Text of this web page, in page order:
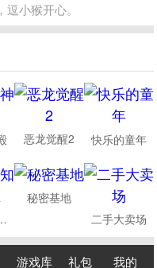
小猴开心。
恶龙觉醒2 快乐的童年
公主
秘密基地
二手大卖场
游戏库 礼包 我的